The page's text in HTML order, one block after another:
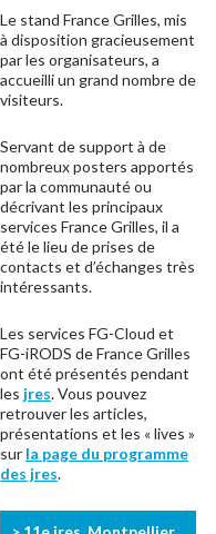
Le stand France Grilles, mis
à disposition gracieusement
par les organisateurs, a
accueilli un grand nombre de
visiteurs.
Servant de support à de
nombreux posters apportés
par la communauté ou
décrivant les principaux
services France Grilles, il a
été le lieu de prises de
contacts et d’échanges très
intéressants.
Les services FG-Cloud et
FG-iRODS de France Grilles
ont été présentés pendant
les jres. Vous pouvez
retrouver les articles,
présentations et les « lives »
sur la page du programme
des jres.